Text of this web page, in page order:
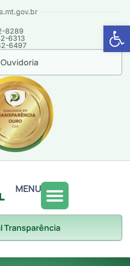
Abrir
8289
6313
6497
Ouvidoria
MENU
Transparência